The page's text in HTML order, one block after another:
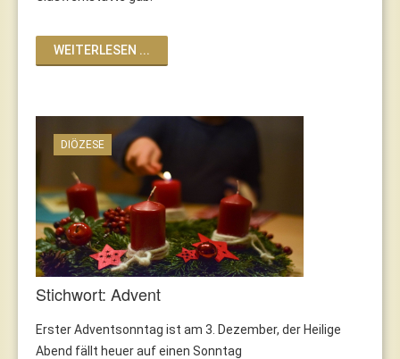
WEITERLESEN ...
DIÖZESE
Stichwort: Advent
Erster Adventsonntag ist am 3. Dezember, der Heilige
Abend fällt heuer auf einen Sonntag